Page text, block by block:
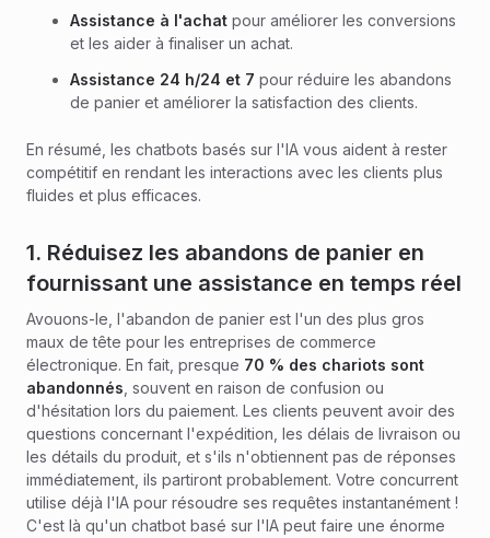
Assistance à l'achat pour améliorer les conversions
et les aider à finaliser un achat.
Assistance 24 h/24 et 7 pour réduire les abandons
de panier et améliorer la satisfaction des clients.
En résumé, les chatbots basés sur l'IA vous aident à rester
compétitif en rendant les interactions avec les clients plus
fluides et plus efficaces.
1. Réduisez les abandons de panier en
fournissant une assistance en temps réel
Avouons-le, l'abandon de panier est l'un des plus gros
maux de tête pour les entreprises de commerce
électronique. En fait, presque 70 % des chariots sont
abandonnés , souvent en raison de confusion ou
d'hésitation lors du paiement. Les clients peuvent avoir des
questions concernant l'expédition, les délais de livraison ou
les détails du produit, et s'ils n'obtiennent pas de réponses
immédiatement, ils partiront probablement. Votre concurrent
utilise déjà l'IA pour résoudre ses requêtes instantanément !
C'est là qu'un chatbot basé sur l'IA peut faire une énorme